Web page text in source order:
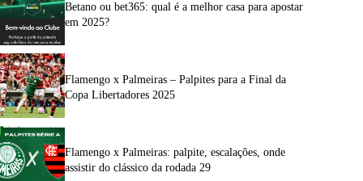
Betano ou bet365: qual é a melhor casa para apostar
em 2025?
Flamengo x Palmeiras – Palpites para a Final da
Copa Libertadores 2025
Flamengo x Palmeiras: palpite, escalações, onde
assistir do clássico da rodada 29